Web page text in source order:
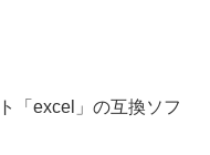
「excel」の互換ソフ